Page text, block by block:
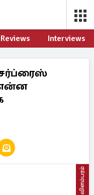
Reviews Interviews
சர்ப்ரைஸ்
என்ன
விளம்பரம்